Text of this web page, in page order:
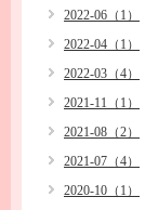
2022-06（1）
2022-04（1）
2022-03（4）
2021-11（1）
2021-08（2）
2021-07（4）
2020-10（1）